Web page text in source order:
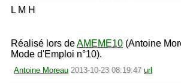
L M H
Réalisé lors deAMEME10(Antoine
Mode d'Emploi n°10).
Antoine Moreau 2013-10-23 08:19:47 url